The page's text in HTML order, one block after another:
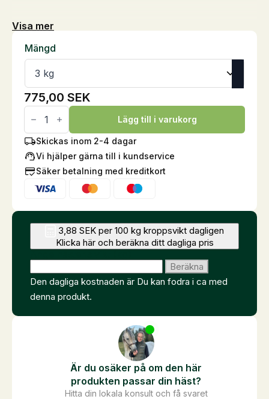
Visa mer
Mängd
775,00 SEK
Lamin
forte
mängd
Lägg till i varukorg
Skickas inom 2-4 dagar
Vi hjälper gärna till i kundservice
Säker betalning med kreditkort
3,88 SEK per 100 kg kroppsvikt dagligen
Klicka här och beräkna ditt dagliga pris
Beräkna
Den dagliga kostnaden är Du kan fodra i ca med
denna produkt.
Är du osäker på om den här
produkten passar din häst?
Hitta din lokala konsult och få svaret